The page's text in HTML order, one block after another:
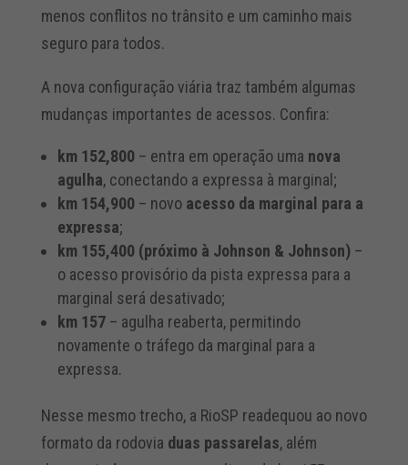
menos conflitos no trânsito e um caminho mais
seguro para todos.
A nova configuração viária traz também algumas
mudanças importantes de acessos. Confira:
km 152,800– entra em operação uma nova
agulha, conectando a expressa à marginal;
km 154,900– novo acesso da marginal para a
expressa;
km 155,400 (próximo à Johnson & Johnson)–
o acesso provisório da pista expressa para a
marginal será desativado;
km 157– agulha reaberta, permitindo
novamente o tráfego da marginal para a
expressa.
Nesse mesmo trecho, a RioSP readequou ao novo
formato da rodovia duas passarelas, além